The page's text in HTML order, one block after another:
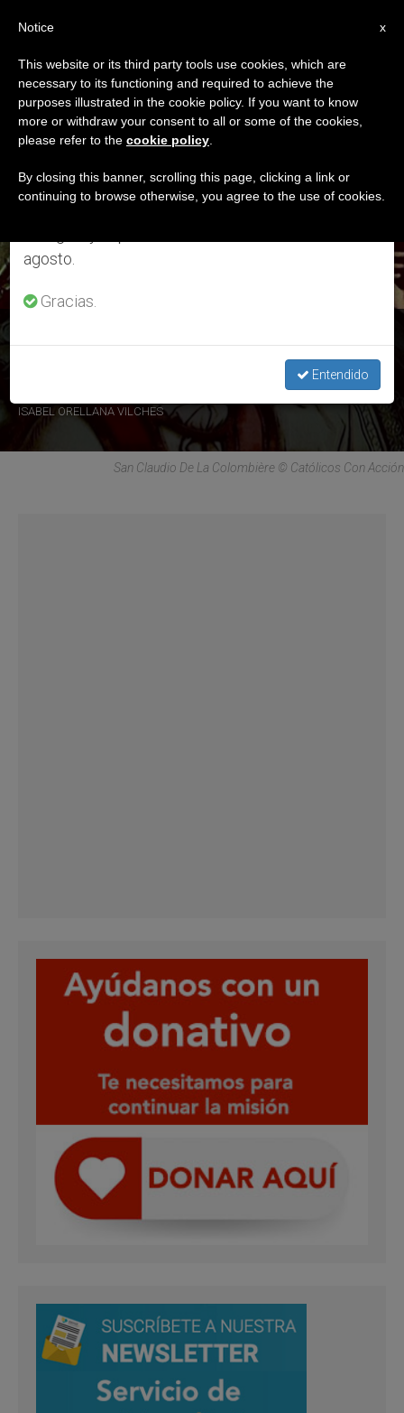
ETIQUETA
Posts Tagged ‘Claudio
De La Colombière’
ÚLTIMAS NOTICIAS
ISABEL ORELLANA VILCHES
San Claudio De La Colombière © Católicos Con Acción
×
Aviso importante
Del 27 de julio al 7 de agosto haremos la pausa
anual, aprovechando que en el periodo de verano
se generan menos informaciones y también el
agosto.
Gracias.
Entendido
x
Notice
This website or its third party tools use cookies, which are
necessary to its functioning and required to achieve the
purposes illustrated in the cookie policy. If you want to know
more or withdraw your consent to all or some of the cookies,
please refer to the cookie policy
By closing this banner, scrolling this page, clicking a link or
continuing to browse otherwise, you agree to the use of cookies.